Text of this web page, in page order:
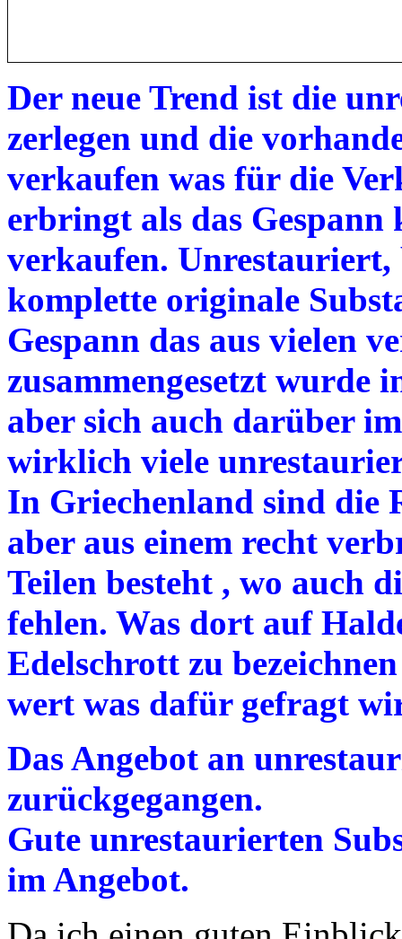
Der neue Trend ist die
zerlegen und die
verkaufen was für die
erbringt als das
verkaufen. Unrestauriert,
komplette originale
Gespann das aus vielen
zusammengesetzt wurde
aber sich auch darüber
wirklich viele
In Griechenland sind die
aber aus einem recht
Teilen besteht , wo auch
fehlen. Was dort auf
Edelschrott zu
wert was dafür gefragt
Das Angebot an
zurückgegangen.
Gute unrestaurierten
im Angebot.